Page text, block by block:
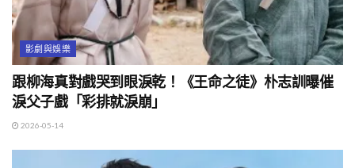
影劇與娛樂
跟柳海真對戲哭到眼淚乾！《王命之徒》朴志訓曝催
淚父子戲「彩排就淚崩」
2026-05-14